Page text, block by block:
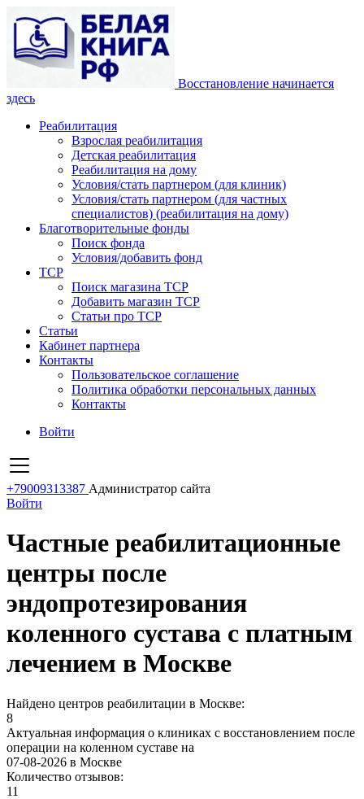
Восстановление начинается
здесь
Реабилитация
Взрослая реабилитация
Детская реабилитация
Реабилитация на дому
Условия/стать партнером (для клиник)
Условия/стать партнером (для частных
специалистов) (реабилитация на дому)
Благотворительные фонды
Поиск фонда
Условия/добавить фонд
ТСР
Поиск магазина ТСР
Добавить магазин ТСР
Статьи про ТСР
Статьи
Кабинет партнера
Контакты
Пользовательское соглашение
Политика обработки персональных данных
Контакты
Войти
+79009313387 Администратор сайта
Войти
Частные реабилитационные
центры после
эндопротезирования
коленного сустава с платным
лечением в Москве
Найдено центров реабилитации в Москве:
8
Актуальная информация о клиниках с восстановлением после
операции на коленном суставе на
07-08-2026 в Москве
Количество отзывов:
11